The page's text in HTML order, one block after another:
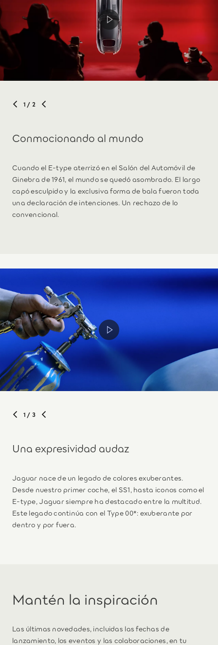
1 / 2
Conmocionando al mundo
Cuando el E-type aterrizó en el Salón del Automóvil de
Ginebra de 1961, el mundo se quedó asombrado. El largo
capó esculpido y la exclusiva forma de bala fueron toda
una declaración de intenciones. Un rechazo de lo
convencional.
1 / 3
Una expresividad audaz
Jaguar nace de un legado de colores exuberantes.
Desde nuestro primer coche, el SS1, hasta iconos como el
E-type, Jaguar siempre ha destacado entre la multitud.
Este legado continúa con el Type 00*: exuberante por
dentro y por fuera.
Mantén la inspiración
Las últimas novedades, incluidas las fechas de
lanzamiento, los eventos y las colaboraciones, en tu